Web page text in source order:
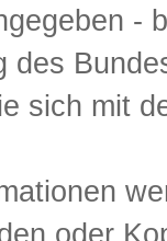
-
des
sich mit
oder